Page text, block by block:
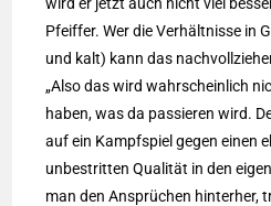
Pfeiffer. Wer die Verhältnisse in
und kalt) kann das
„Also das wird wahrscheinlich
haben, was da passieren wird.
auf ein Kampfspiel gegen einen
unbestritten Qualität in den
man den Ansprüchen hinterher,